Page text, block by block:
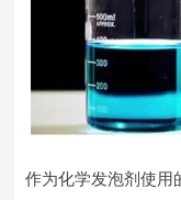
作为化学发泡剂使用